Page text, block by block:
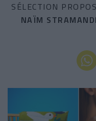
SÉLECTION
NAÏM